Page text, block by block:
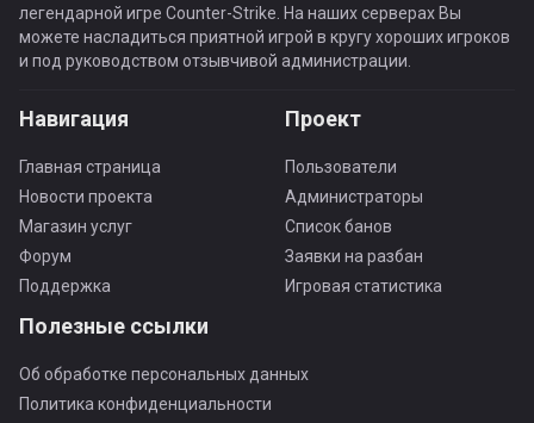
легендарной игре Counter-Strike. На наших серверах Вы
можете насладиться приятной игрой в кругу хороших игроков
и под руководством отзывчивой администрации.
Навигация
Главная страница
Новости проекта
Магазин услуг
Форум
Поддержка
Проект
Пользователи
Администраторы
Список банов
Заявки на разбан
Игровая статистика
Полезные ссылки
Об обработке персональных данных
Политика конфиденциальности